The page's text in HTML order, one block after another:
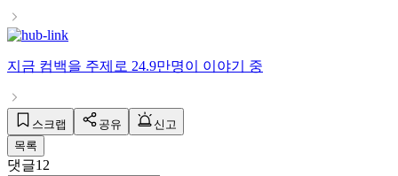
지금 컴백을 주제로 24.9만명이 이야기 중
스크랩 공유
신고
목록
댓글12